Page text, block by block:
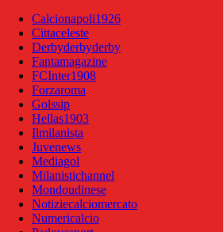
Calcionapoli1926
Cittaceleste
Derbyderbyderby
Fantamagazine
FCInter1908
Forzaroma
Golssip
Hellas1903
Ilmilanista
Juvenews
Mediagol
Milanistichannel
Mondoudinese
Notiziecalciomercato
Numericalcio